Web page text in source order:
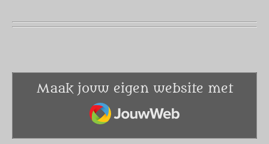
Maak jouw eigen website met
JouwWeb